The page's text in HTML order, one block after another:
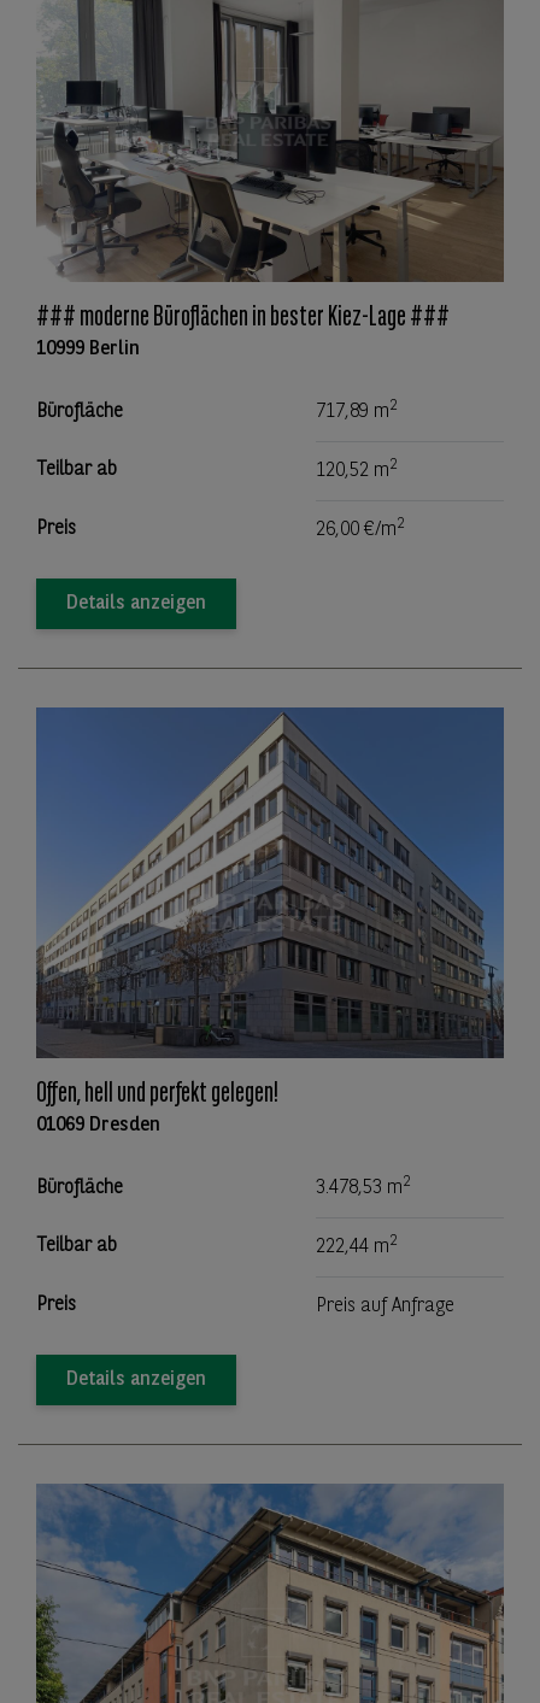
### moderne Büroflächen in bester Kiez-Lage ###
10999 Berlin
Bürofläche 717,89 m2
Teilbar ab 120,52 m2
Preis 26,00 €/m2
Details anzeigen
Offen, hell und perfekt gelegen!
01069 Dresden
Bürofläche 3.478,53 m2
Teilbar ab 222,44 m2
Preis Preis auf Anfrage
Details anzeigen